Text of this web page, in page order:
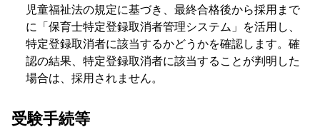
児童福祉法の規定に基づき、最終合格後から採用まで
に「保育士特定登録取消者管理システム」を活用し、
特定登録取消者に該当するかどうかを確認します。確
認の結果、特定登録取消者に該当することが判明した
場合は、採用されません。
受験手続等